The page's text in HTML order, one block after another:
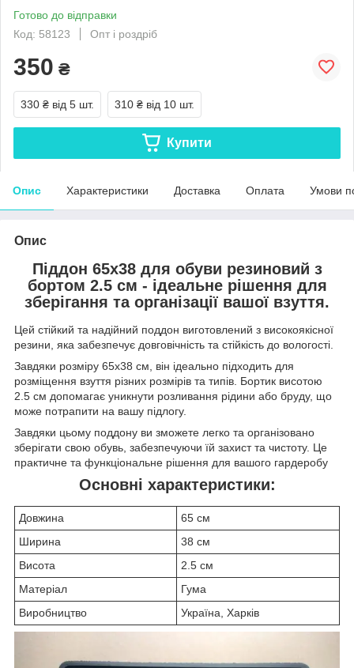
Готово до відправки
Код: 58123
Опт і роздріб
350 ₴
330 ₴ від 5 шт. 310 ₴ від 10 шт.
Купити
Опис Характеристики Доставка Оплата Умови
Опис
Піддон 65x38 для обуви резиновий з
бортом 2.5 см - ідеальне рішення для
зберігання та організації вашої взуття.
Цей стійкий та надійний поддон виготовлений з високоякісної
резини, яка забезпечує довговічність та стійкість до вологості.
Завдяки розміру 65x38 см, він ідеально підходить для
розміщення взуття різних розмірів та типів. Бортик висотою
2.5 см допомагає уникнути розливання рідини або бруду, що
може потрапити на вашу підлогу.
Завдяки цьому поддону ви зможете легко та організовано
зберігати свою обувь, забезпечуючи їй захист та чистоту. Це
практичне та функціональне рішення для вашого гардеробу
Основні характеристики:
Довжина
65 см
Ширина
38 см
Висота
2.5 см
Матеріал
Гума
Виробництво
Україна, Харків